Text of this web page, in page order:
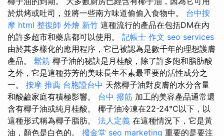
於烘烤或吐司，並將一些南方味道偷偷入食物中。 台中按
摩 html 整復師 外燴 新竹 這種流行的產品在包括DM在內
的許多超市和藥店都可以使用。 記帳士 作文 seo services
由於其多樣化的應用程序，它已被認為是數千年的理想護膚
產品。 鬆筋 椰子油的秘訣是月桂酸，除了許多飽和脂肪酸
之外，它是這種芬芳的美味長生不素最重要的活性成分之
一。 按摩 推薦 台胞證台中 天然椰子油對皮膚的水分含量
和酸鹼家庭有積極影響。 台中 撥筋 加工的美容產品通常還
含有椰子油或純月桂酸。 椰子油冷凍在22-24°C以下，以
這種形式稱為椰子脂肪。 法人定義 在這種情況下，它是黃
油，顏色是白色的。 撥金堂 seo marketing 重要的是要注